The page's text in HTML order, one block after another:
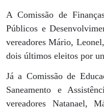
A Comissão de
Públicos e
vereadores Mário,
dois últimos eleitos por
Já a Comissão de
Saneamento e
vereadores Natanael,